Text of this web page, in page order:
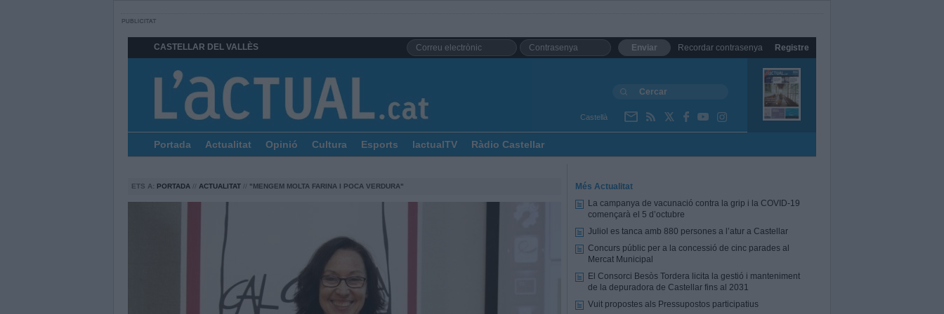
CASTELLAR DEL VALLÈS Recordar contrasenya Registre
Enviar
Castellà
Portada Actualitat Opinió Cultura Esports lactualTV Ràdio Castellar
ETS A: PORTADA // ACTUALITAT // "MENGEM MOLTA FARINA I POCA VERDURA"
Més Actualitat
La campanya de vacunació contra la grip i la COVID-19
començarà el 5 d’octubre
Juliol es tanca amb 880 persones a l’atur a Castellar
Concurs públic per a la concessió de cinc parades al
Mercat Municipal
El Consorci Besòs Tordera licita la gestió i manteniment
de la depuradora de Castellar fins al 2031
Vuit propostes als Pressupostos participatius